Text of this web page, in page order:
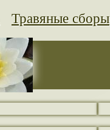
Травяные сборы